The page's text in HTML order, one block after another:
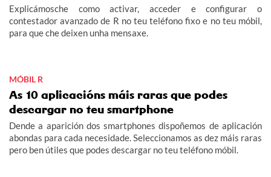
Explicámosche como activar, acceder e configurar o
contestador avanzado de R no teu teléfono fixo e no teu móbil,
para que che deixen unha mensaxe.
MÓBIL R
As 10 aplicacións máis raras que podes
descargar no teu smartphone
Dende a aparición dos smartphones dispoñemos de aplicación
abondas para cada necesidade. Seleccionamos as dez máis raras
pero ben útiles que podes descargar no teu teléfono móbil.